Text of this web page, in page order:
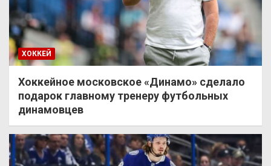
ХОККЕЙ
Хоккейное московское «Динамо» сделало
подарок главному тренеру футбольных
динамовцев